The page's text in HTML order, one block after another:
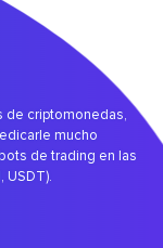
de criptomonedas,
mucho
de trading en las
USDT).